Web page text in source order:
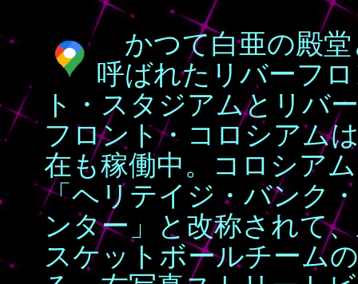
かつて白亜の殿堂
呼ばれたリバーフ
ト・スタジアムとリバ
フロント・コロシアム
在も稼働中。コロシア
「ヘリテイジ・バンク
ンター」と改称されて
スケットボールチーム